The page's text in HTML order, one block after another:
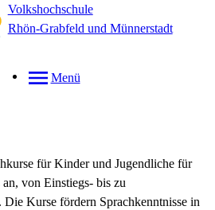
Volkshochschule
Rhön-Grabfeld und Münnerstadt
Menü
für Kinder und Jugendliche für
von Einstiegs- bis zu
Die Kurse fördern Sprachkenntnisse in